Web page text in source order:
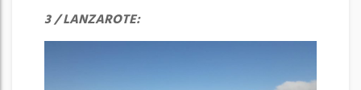
3 / LANZAROTE: